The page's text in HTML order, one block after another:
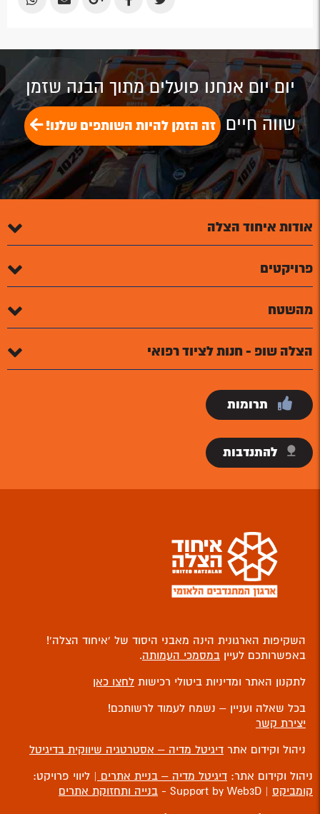
Share
Share
Share
Share
Share
יום יום אנחנו פועלים מתוך הבנה שזמן
שווה חיים זה הזמן להיות השותפים שלנו!
אודות איחוד הצלה
פרויקטים
מהשטח
הצלה שופ - חנות לציוד רפואי
תרומות
להתנדבות
השקיפות הארגונית הינה מאבני היסוד של ‘איחוד הצלה’!
באפשרותכם לעיין במסמכי העמותה.
לתקנון האתר ומדיניות ביטולי רכישות לחצו כאן
בכל שאלה ועניין – נשמח לעמוד לרשותכם!
יצירת קשר
ניהול וקידום אתר דיגיטל מדיה – אסטרטגיה שיווקית בדיגיטל
ניהול וקידום אתר: דיגיטל מדיה – בניית אתרים | ליווי פרויקט:
קומביקס | Support by Web3D -
בנייה ותחזוקת אתרים